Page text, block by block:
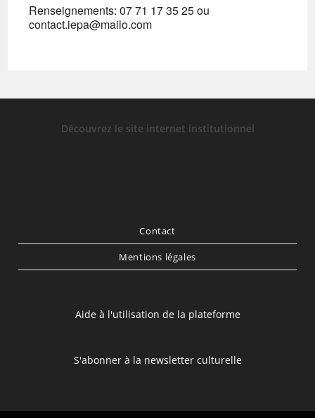
Renseignements: 07 71 17 35 25 ou
contact.iepa@mailo.com
Découvrez le site internet institutionnel
Contact
Mentions légales
Aide à l'utilisation de la plateforme
S'abonner à la newsletter culturelle